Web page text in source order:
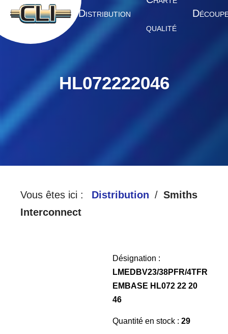
A CCUEIL DISTRIBUTION
QUALITÉ
D
HL072222046
Vous êtes ici : Distribution
Smiths
Interconnect
Désignation :
LMEDBV23/38PFR/4TFR
EMBASE HL072 22 20
46
Quantité en stock : 29